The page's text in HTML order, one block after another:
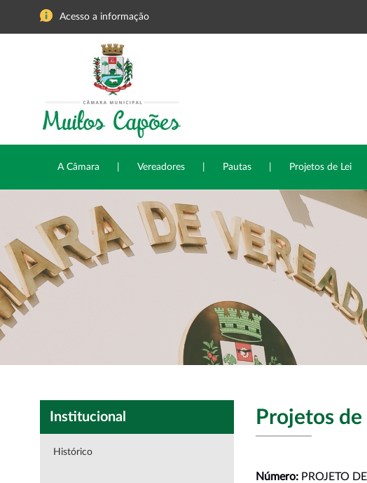
Acesso a informação
A Câmara Vereadores Pautas Projetos de Lei
Institucional
Histórico
Projetos de
Número: PROJETO